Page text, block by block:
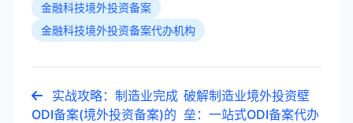
金融科技境外投资备案
金融科技境外投资备案代办机构
实战攻略：制造业完成
ODI备案(境外投资备案)的
破解制造业境外投资壁
垒：一站式ODI备案代办